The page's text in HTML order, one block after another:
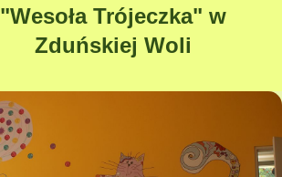
"Wesoła Trójeczka" w
Zduńskiej Woli